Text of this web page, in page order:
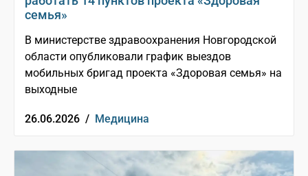
семья»
В министерстве здравоохранения Новгородской
области опубликовали график выездов
мобильных бригад проекта «Здоровая семья» на
выходные
26.06.2026 / Медицина